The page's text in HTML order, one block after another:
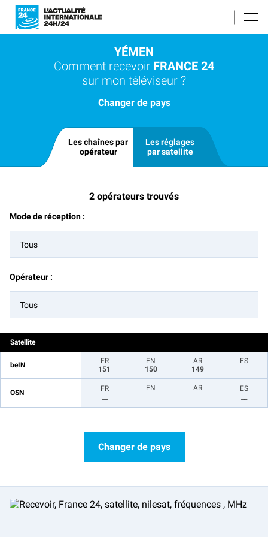
YÉMEN
Comment recevoir FRANCE 24
sur mon téléviseur ?
Changer de pays
Les chaînes par
opérateur
Les réglages
par satellite
2 opérateurs trouvés
Mode de réception :
Tous
Opérateur :
Tous
Satellite
beIN
FR
151
EN
150
AR
149
ES
OSN
FR
EN AR
ES
Changer de pays